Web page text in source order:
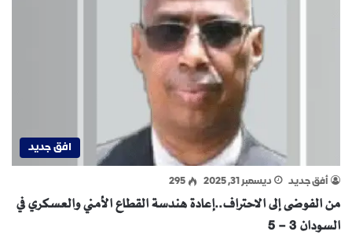
افق جديد
أفق جديد ديسمبر 31, 2025 295
من الفوضى إلى الاحتراف..إعادة هندسة القطاع الأمني والعسكري في
السودان 3 – 5